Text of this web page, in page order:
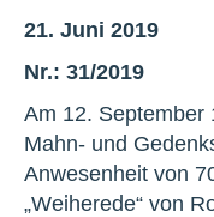
21. Juni 2019
Nr.: 31/2019
Am 12. September
Mahn- und
Anwesenheit von
„Weiherede“ von